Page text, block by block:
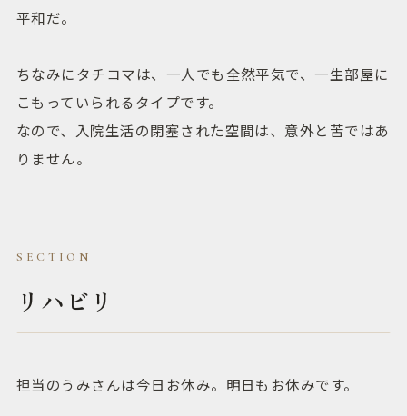
平和だ。
ちなみにタチコマは、一人でも全然平気で、一生部屋に
こもっていられるタイプです。
なので、入院生活の閉塞された空間は、意外と苦ではあ
りません。
リハビリ
担当のうみさんは今日お休み。明日もお休みです。